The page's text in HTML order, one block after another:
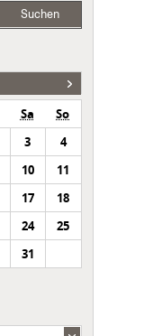
Suchen
Sa
So
3
4
10
11
17
18
24
25
31